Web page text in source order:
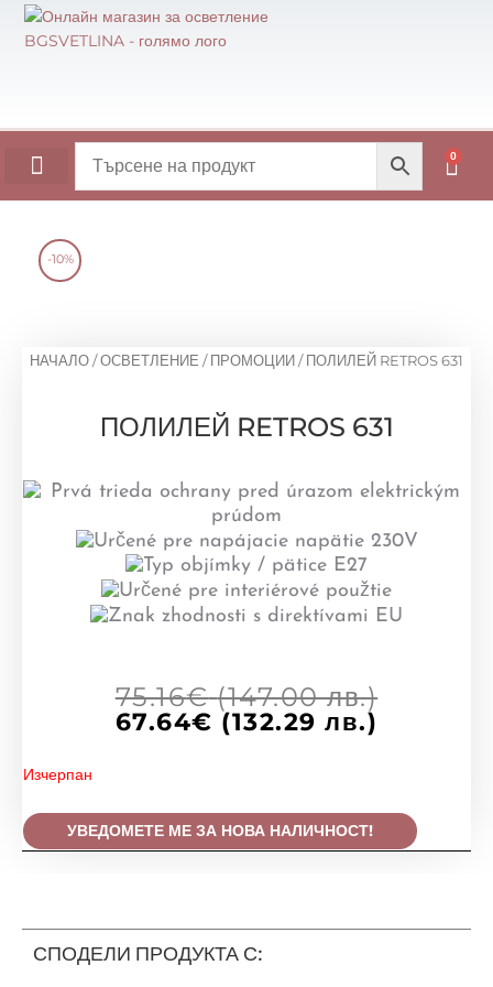
Skip
0
Cart
-10%
НАЧАЛО/ОСВЕТЛЕНИЕ /ПРОМОЦИИ/ ПОЛИЛЕЙ RETROS 631
ПОЛИЛЕЙ RETROS 631
75.16€ (147.00 лв.)
лв.).
67.64€ (132.29 лв.)
лв.).
Изчерпан
УВЕДОМЕТЕ МЕ ЗА НОВА НАЛИЧНОСТ!
СПОДЕЛИ ПРОДУКТА С: